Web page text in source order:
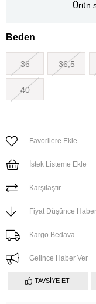
Ürün
Beden
36 36,5
40
Favorilere Ekle
İstek Listeme Ekle
Karşılaştır
Fiyat Düşünce
Kargo Bedava
Gelince Haber Ver
TAVSIYE ET